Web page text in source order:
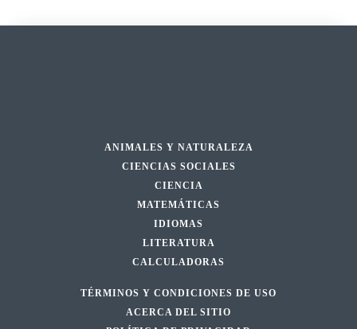
ANIMALES Y NATURALEZA
CIENCIAS SOCIALES
CIENCIA
MATEMÁTICAS
IDIOMAS
LITERATURA
CALCULADORAS
TÉRMINOS Y CONDICIONES DE USO
ACERCA DEL SITIO